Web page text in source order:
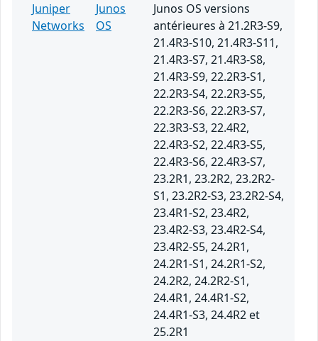
Juniper
Networks
Junos
OS
Junos OS versions
antérieures à 21.2R3-S9,
21.4R3-S10, 21.4R3-S11,
21.4R3-S7, 21.4R3-S8,
21.4R3-S9, 22.2R3-S1,
22.2R3-S4, 22.2R3-S5,
22.2R3-S6, 22.2R3-S7,
22.3R3-S3, 22.4R2,
22.4R3-S2, 22.4R3-S5,
22.4R3-S6, 22.4R3-S7,
23.2R1, 23.2R2, 23.2R2-
S1, 23.2R2-S3, 23.2R2-S4,
23.4R1-S2, 23.4R2,
23.4R2-S3, 23.4R2-S4,
23.4R2-S5, 24.2R1,
24.2R1-S1, 24.2R1-S2,
24.2R2, 24.2R2-S1,
24.4R1, 24.4R1-S2,
24.4R1-S3, 24.4R2 et
25.2R1